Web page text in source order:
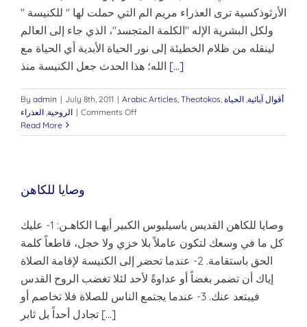
الأرثوذكسية ترى العذراء مريم الم التي حملت لها " للكنيسة "
ولكل البشرية الإله "الكلمة المتجسد"، الذي جاء إلى العالم
لينقله من ظلام الخطيئة إلى نور الحياة الأبدية أي الحياة مع
[...]
By admin | July 8th, 2011 | Arabic Articles Theotokos أقوال آبائية الحياة
الروحية العذراء | Comments Offon
العذراء
Read More
وصايا للكاهن
وصايا للكاهن القديس باسيليوس الكبير أيهـا الكاهـن: 1- عليك
كل ما في وسعك لتكون عاملاً بلا خزي ولا خجل، قاطعاً كلمة
الحق باستقامة. 2- عندما تحضر إلى الكنيسة لإقامة الصلاة
إياك أن تضمر بغضاً أو عداوةً لأحد لئلا تغضب الروح القدس
فيبتعد عنك. 3- عندما يجتمع الناس للصلاة فلا تخاصم أو
[...]